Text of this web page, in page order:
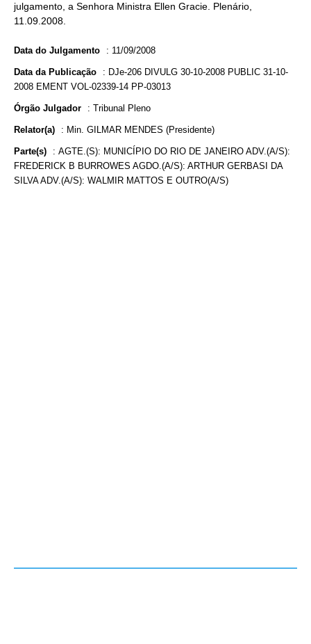
julgamento, a Senhora Ministra Ellen Gracie. Plenário,
11.09.2008.
Data do Julgamento : 11/09/2008
Data da Publicação : DJe-206 DIVULG 30-10-2008 PUBLIC 31-10-
2008 EMENT VOL-02339-14 PP-03013
Órgão Julgador : Tribunal Pleno
Relator(a) : Min. GILMAR MENDES (Presidente)
Parte(s) : AGTE.(S): MUNICÍPIO DO RIO DE JANEIRO ADV.(A/S):
FREDERICK B BURROWES AGDO.(A/S): ARTHUR GERBASI DA
SILVA ADV.(A/S): WALMIR MATTOS E OUTRO(A/S)